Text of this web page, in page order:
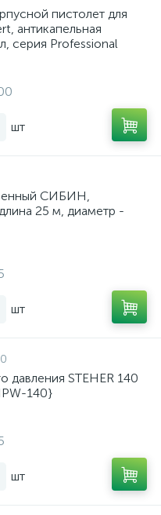
пистолет для
антикапельная
серия Professional
шт
СИБИН,
25 м, диаметр -
шт
давления STEHER 140
140}
шт